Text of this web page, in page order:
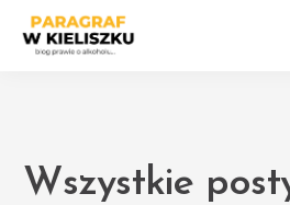
Wszystkie